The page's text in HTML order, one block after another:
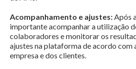
Acompanhamento e ajustes:Após
importante acompanhar a utilização
colaboradores e monitorar os
ajustes na plataforma de acordo com
empresa e dos clientes.